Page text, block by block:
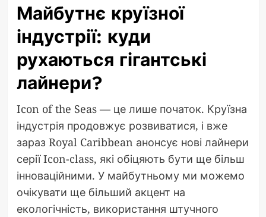
Майбутнє круїзної
індустрії: куди
рухаються гігантські
лайнери?
Icon of the Seas — це лише початок. Круїзна
індустрія продовжує розвиватися, і вже
зараз Royal Caribbean анонсує нові лайнери
серії Icon-class, які обіцяють бути ще більш
інноваційними. У майбутньому ми можемо
очікувати ще більший акцент на
екологічність, використання штучного